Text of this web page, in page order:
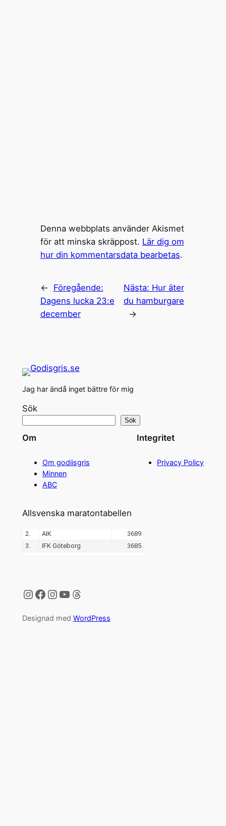
Denna webbplats använder Akismet
för att minska skräppost. Lär dig om
hur din kommentarsdata bearbetas.
←
Föregående:
Dagens lucka 23:e
december
Nästa: Hur äter
du hamburgare
→
Jag har ändå inget bättre för mig
Sök
Sök
Om
Om godiisgris
Minnen
ABC
Integritet
Privacy Policy
Allsvenska maratontabellen
Instagram
Facebook
Instagram
YouTube
Threads
Designad med WordPress